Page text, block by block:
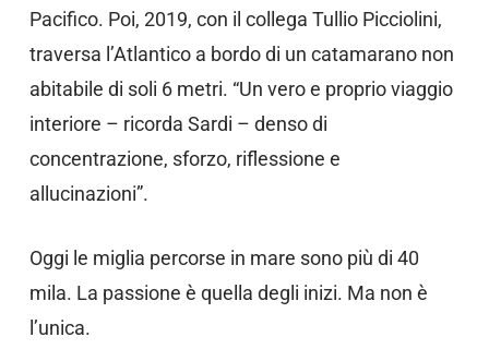
Pacifico. Poi, 2019, con il collega Tullio Picciolini,
traversa l’Atlantico a bordo di un catamarano non
abitabile di soli 6 metri. “Un vero e proprio viaggio
interiore – ricorda Sardi – denso di
concentrazione, sforzo, riflessione e
allucinazioni”.
Oggi le miglia percorse in mare sono più di 40
mila. La passione è quella degli inizi. Ma non è
l’unica.